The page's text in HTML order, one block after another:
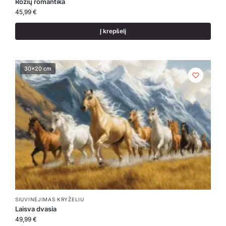
45,99 €
Į krepšelį
30x20 cm
30x20 cm
SIUVINĖJIMAS KRYŽELIU
Laisva dvasia
49,99 €